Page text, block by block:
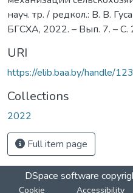
науч. тр. / редкол.: В. В.
БГСХА, 2022. – Вып. 7. –
URI
https://elib.baa.by/handle/
Collections
2022
Full item page
DSpace software
Cookie Accessibility